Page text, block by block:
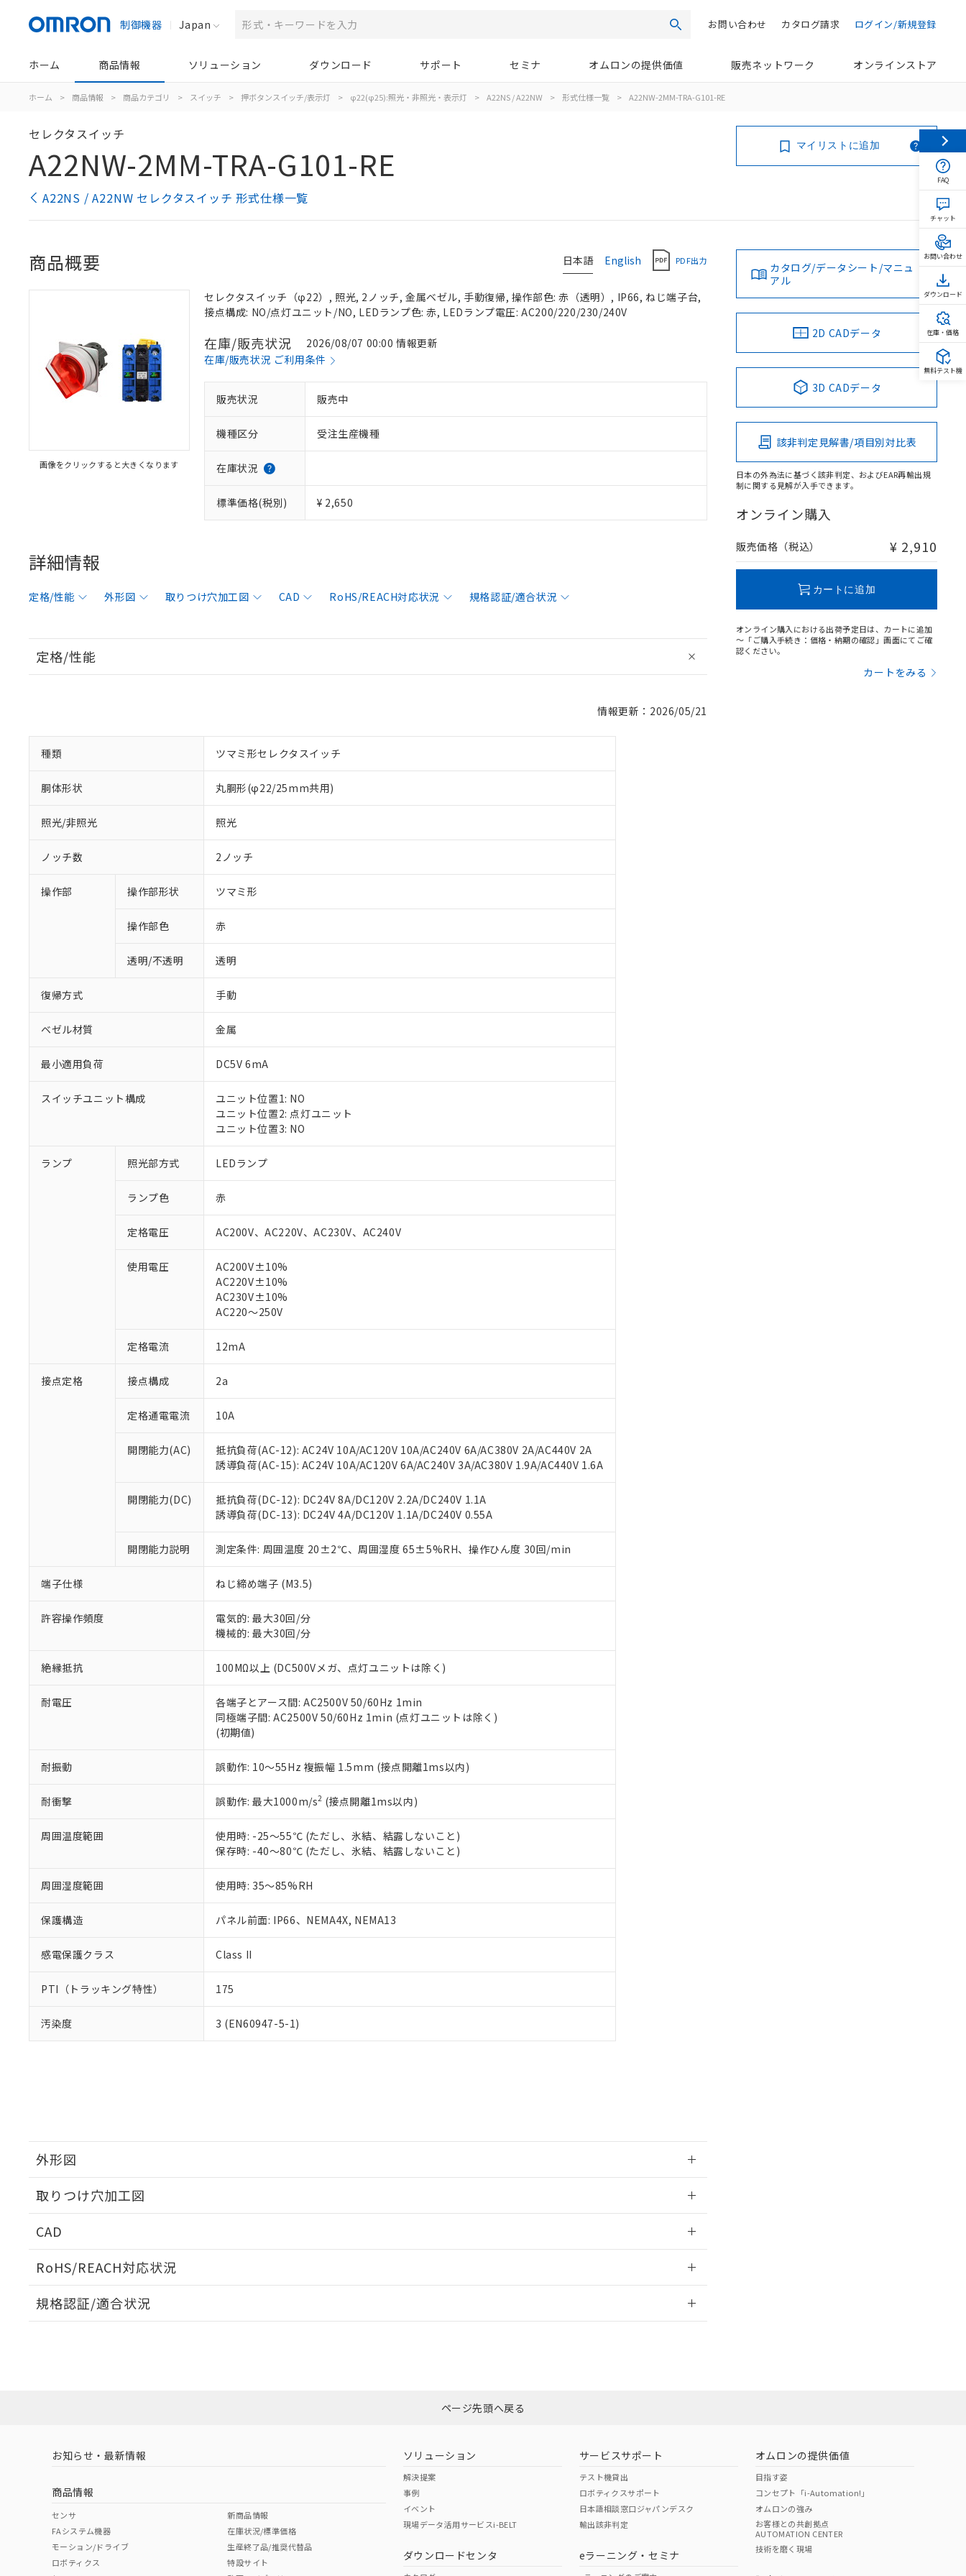
制御機器 Japan 検索 ログイン/新規登録
カタログ請求
お問い合わせ
ホーム 商品情報 ソリューション ダウンロード サポート セミナ オムロンの提供価値 販売ネットワーク オンラインストア
ホーム > 商品情報 > 商品カテゴリ > スイッチ > 押ボタンスイッチ/表示灯 > φ22(φ25):照光・非照光・表示灯 > A22NS / A22NW > 形式仕様一覧 > A22NW-2MM-TRA-G101-RE
セレクタスイッチ
A22NW-2MM-TRA-G101-RE
A22NS / A22NW セレクタスイッチ 形式仕様一覧
マイリストに追加
日本語 English PDF出力
商品概要
画像をクリックすると大きくなります
セレクタスイッチ（φ22）, 照光, 2ノッチ, 金属ベゼル, 手動復帰, 操作部色: 赤（透明）, IP66, ねじ端子台,
接点構成: NO/点灯ユニット/NO, LEDランプ色: 赤, LEDランプ電圧: AC200/220/230/240V
在庫/販売状況
2026/08/07 00:00 情報更新
在庫/販売状況 ご利用条件
販売状況 販売中
機種区分 受注生産機種
在庫状況
標準価格(税別) ¥ 2,650
詳細情報
定格/性能 外形図 取りつけ穴加工図 CAD RoHS/REACH対応状況 規格認証/適合状況
定格/性能
情報更新：2026/05/21
種類 ツマミ形セレクタスイッチ
胴体形状 丸胴形(φ22/25mm共用)
照光/非照光 照光
ノッチ数 2ノッチ
操作部 操作部形状 ツマミ形
操作部色 赤
透明/不透明 透明
復帰方式 手動
ベゼル材質 金属
最小適用負荷 DC5V 6mA
スイッチユニット構成
ユニット位置1: NO
ユニット位置2: 点灯ユニット
ユニット位置3: NO
ランプ 照光部方式 LEDランプ
ランプ色 赤
定格電圧 AC200V、AC220V、AC230V、AC240V
使用電圧
AC200V±10%
AC220V±10%
AC230V±10%
AC220～250V
定格電流 12mA
接点定格 接点構成 2a
定格通電電流 10A
開閉能力(AC)
抵抗負荷(AC-12): AC24V 10A/AC120V 10A/AC240V 6A/AC380V 2A/AC440V 2A
誘導負荷(AC-15): AC24V 10A/AC120V 6A/AC240V 3A/AC380V 1.9A/AC440V 1.6A
開閉能力(DC)
抵抗負荷(DC-12): DC24V 8A/DC120V 2.2A/DC240V 1.1A
誘導負荷(DC-13): DC24V 4A/DC120V 1.1A/DC240V 0.55A
開閉能力説明 測定条件: 周囲温度 20±2℃、周囲湿度 65±5%RH、操作ひん度 30回/min
端子仕様 ねじ締め端子 (M3.5)
許容操作頻度
電気的: 最大30回/分
機械的: 最大30回/分
絶縁抵抗 100MΩ以上 (DC500Vメガ、点灯ユニットは除く)
耐電圧
各端子とアース間: AC2500V 50/60Hz 1min
同極端子間: AC2500V 50/60Hz 1min (点灯ユニットは除く)
(初期値)
耐振動 誤動作: 10～55Hz 複振幅 1.5mm (接点開離1ms以内)
耐衝撃 誤動作: 最大1000m/s2 (接点開離1ms以内)
周囲温度範囲
使用時: -25～55℃ (ただし、氷結、結露しないこと)
保存時: -40～80℃ (ただし、氷結、結露しないこと)
周囲湿度範囲 使用時: 35～85%RH
保護構造 パネル前面: IP66、NEMA4X, NEMA13
感電保護クラス Class II
PTI（トラッキング特性） 175
汚染度 3 (EN60947-5-1)
外形図
取りつけ穴加工図
CAD
RoHS/REACH対応状況
EU RoHS 注意事項・凡例
ダウンロードはこちら
中国 RoHS 注意事項・凡例
中国 RoHS表
Pb Hg Cr(VI)
規格認証/適合状況
（イギリス
（ノルウェー
（日本
（アメリカ
この製品の規格認証/適合状況ページへ
その他の認証はこちらのページからご検索ください
カタログ/データシート/マニュ
アル
2D CADデータ
3D CADデータ
該非判定見解書/項目別対比表
日本の外為法に基づく該非判定、およびEAR再輸出規
制に関する見解が入手できます。
オンライン購入
販売価格（税込） ¥ 2,910
カートに追加
オンライン購入における出荷予定日は、カートに追加
～「ご購入手続き：価格・納期の確認」画面にてご確
認ください。
カートをみる
ご利用条件
以下の条件をお読みいただき、同意のうえご利用ください。
当社制御機器事業取扱商品の中には、本サービスの対象外となる商品もあることをご了承ください。
のであり、閲覧された時点での実際の在庫および標準価格とは異なる場合があることをご了承くださ
当社販売員にご相談ください。
オムロン制御機器販売店や当社販売拠点は「販売ネットワーク
」をご確認ください。
在庫状況および標準価格結果を当社の事前の承諾なく第三者に漏洩または開示しないようお願いしま
マイパーツ機能（部品リスト作成サービス）をご利用いただくには、I-Webメンバーズにご登録され
ている必要があります。
お客様が当ウェブサイト上で当社にご登録された部品リストについて、当社および当社の共同利用者
が、当社の製品・サービスに関するお客様との取引・商談に必要な範囲で利用することをご了承くだ
さい。
※当社の共同利用者とは、
いる法人を指します。
※1 対応状況
対応済み：EU RoHS指令（10物質）の非含有に対応した製品が提供可能な商品です。
対応予定：EU RoHS指令（10物質）の非含有に対応した製品に切り替える予定のある商品です。
対応予定なし：EU RoHS指令（10物質）の非含有に非対応の商品で、対応品を出す予定はありません。
調査・確認中：EU RoHS指令（10物質）の非含有の対応状況を調査中または確認中の商品です。
非該当品：ライセンス料など無形物で、有害物質有無と関係のない商品です。
仕入先様の事情により、非含有部品としていたものが、含有品と判明した場合などやむを得ず変更すること
があります。
鉛(Pb) 1000ppm以下、 水銀(Hg) 1000ppm以下、 カドミウム(Cd) 100ppm以下、
フタル酸エステル類の４物質については閾値を超える意図的な使用がないことを確認しています。
※2 対応予定月
部品在庫の切り替え状況などにより、予定月が前後することがあります。
※3 非含有証明書ダウンロード
下記の非含有証明書をダウンロードすることができます。
51物質の非含有証明書（当社基準）
※本証明書は発行日時点で非含有を証明するもので、過去に遡って非含有を証明するものではありません。
また、RoHS指令のフタル酸エステル類４物質の対応では、対応完了までの期間は出荷製品に未対応品が
混在することから備考欄に対応日を記載しておりました。
既に当社にて対応品への在庫切替を完了していることから、特段のことがない限り、2022年1月12日よ
り割愛しております。
※1 中国RoHS○×表
「○」：最大均質材料含有率が中国RoHSの基準値以下であることを示します。
「×」：最大均質材料含有率が中国RoHSの基準値を超えていることを示します。
「－」：未確認です。当社販売部門へお問い合わせください。
Cr(Ⅵ)(六価クロム) : 1000ppm、 PBBs(ポリ臭化ビフェニル類) : 1000ppm、 PBDEs(ポリ臭化ジフェニルエーテル類) : 1000ppm、
DBP(フタル酸ジブチル) : 1000ppm、 DIBP(フタル酸ジイソブチル) : 1000ppm、 BBP(フタル酸ブチルベンジル) : 1000ppm、
DEHP(フタル酸ビス(2-エチルヘキシル)) : 1000ppm
※2 環境保護使用期限
「ｅ」：有害物質（10物質）のすべてが基準値以下であることを示します。
「10」：通常の使用状況下において有害物質が外部に漏えいし、環境に深刻な影響を及ぼさない年数を意
味します。
などの必要な手続きをとります。
ます。
置等に一切使用いたしません。
当社は、貴社製品を第三者に販売する場合は、上記1、2および3の内容を当該第三者に通知します。
また当社は、販売先および販売に係わる関係者が違法に輸出するおそれがある場合は、取り引きをい
たしません。
合意する キャンセル
△ 一定数には満たないが在庫あり
機器販売店・当社販売員にご確認ください)
白
ページ先頭へ戻る
お知らせ・最新情報
商品情報
センサ
FAシステム機器
モーション/ドライブ
ロボティクス
新商品情報
在庫状況/標準価格
生産終了品/推奨代替品
特設サイト
ソリューション
解決提案
事例
イベント
現場データ活用サービスi-BELT
ダウンロードセンタ
サービスサポート
テスト機貸出
ロボティクスサポート
日本語相談窓口ジャパンデスク
輸出該非判定
eラーニング・セミナ
オムロンの提供価値
目指す姿
コンセプト「i-Automation!」
オムロンの強み
お客様との共創拠点
AUTOMATION CENTER
技術を磨く現場
FAQ
チャット
お問い合わせ
ダウンロード
在庫・価格
無料テスト機